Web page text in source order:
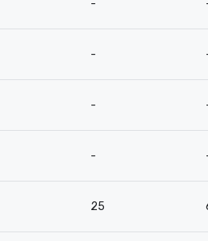
-
-
-
-
25